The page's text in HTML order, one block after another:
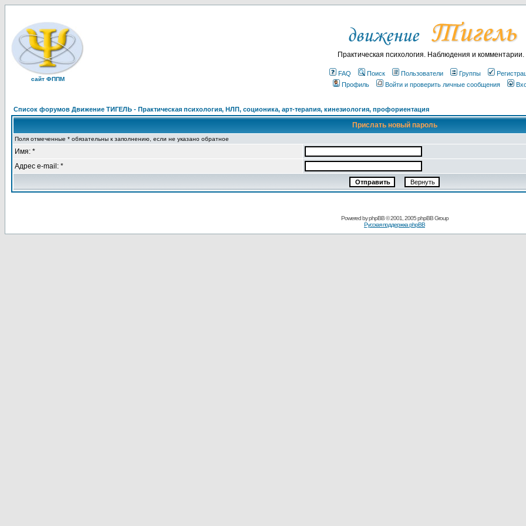
сайт ФППМ
Практическая психология. Наблюдения и комментарии.
FAQ Поиск Пользователи Группы
Профиль
Войти и проверить личные сообщения
Список форумов Движение ТИГЕЛЬ - Практическая психология, НЛП, соционика, арт-терапия, кинезиология, профориентация
Прислать новый пароль
Поля отмеченные * обязательны к заполнению, если не указано обратное
Имя: *
Адрес e-mail: *
Powered byphpBB© 2001, 2005 phpBB Group
Русская поддержка phpBB